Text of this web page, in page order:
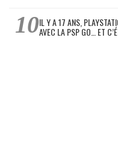
IL Y A 17 ANS,
AVEC LA PSP GO… ET